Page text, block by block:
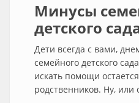
Минусы
детского
Дети всегда с вами,
семейного детского
искать помощи
родственников. Ну, или